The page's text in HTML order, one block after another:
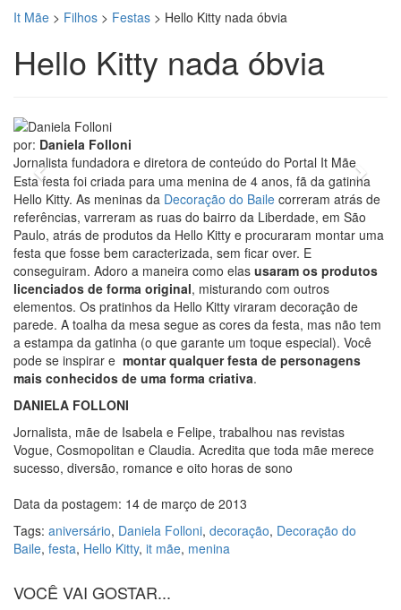
It Mãe > Filhos > Festas > Hello Kitty nada óbvia
Hello Kitty nada óbvia
por: Daniela Folloni
Jornalista fundadora e diretora de conteúdo do Portal It Mãe
Previous Next
Esta festa foi criada para uma menina de 4 anos, fã da gatinha
Hello Kitty. As meninas da Decoração do Baile correram atrás de
referências, varreram as ruas do bairro da Liberdade, em São
Paulo, atrás de produtos da Hello Kitty e procuraram montar uma
festa que fosse bem caracterizada, sem ficar over. E
conseguiram. Adoro a maneira como elas usaram os produtos
licenciados de forma original, misturando com outros
elementos. Os pratinhos da Hello Kitty viraram decoração de
parede. A toalha da mesa segue as cores da festa, mas não tem
a estampa da gatinha (o que garante um toque especial). Você
pode se inspirar e montar qualquer festa de personagens
mais conhecidos de uma forma criativa.
DANIELA FOLLONI
Jornalista, mãe de Isabela e Felipe, trabalhou nas revistas
Vogue, Cosmopolitan e Claudia. Acredita que toda mãe merece
sucesso, diversão, romance e oito horas de sono
Data da postagem: 14 de março de 2013
Tags: aniversário, Daniela Folloni, decoração, Decoração do
Baile, festa, Hello Kitty, it mãe, menina
VOCÊ VAI GOSTAR...